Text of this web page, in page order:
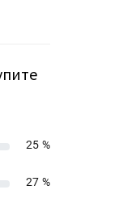
25 %
27 %